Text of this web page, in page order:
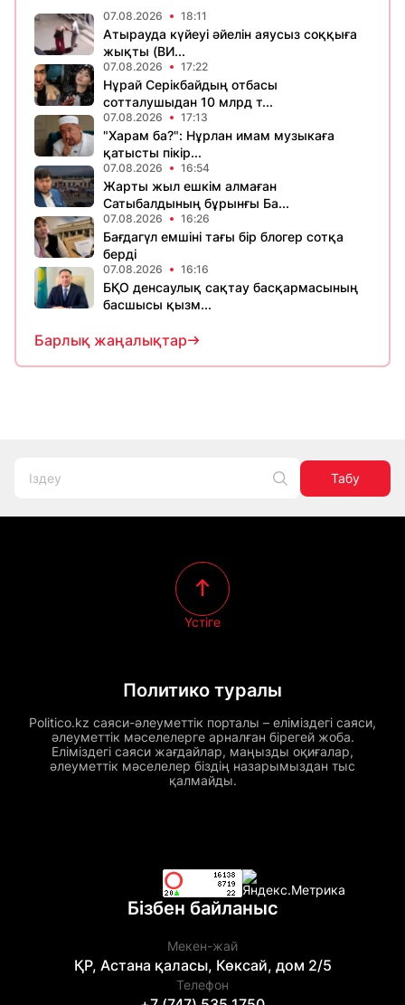
07.08.2026 18:11
Атырауда күйеуі әйелін аяусыз соққыға
жықты (ВИ...
07.08.2026 17:22
Нұрай Серікбайдың отбасы
сотталушыдан 10 млрд т...
07.08.2026 17:13
"Харам ба?": Нұрлан имам музыкаға
қатысты пікір...
07.08.2026 16:54
Жарты жыл ешкім алмаған
Сатыбалдының бұрынғы Ба...
07.08.2026 16:26
Бағдагүл емшіні тағы бір блогер сотқа
берді
07.08.2026 16:16
БҚО денсаулық сақтау басқармасының
басшысы қызм...
Барлық жаңалықтар
Табу
Политико туралы
Politico.kz саяси-әлеуметтік порталы – еліміздегі саяси,
әлеуметтік мәселелерге арналған бірегей жоба.
Еліміздегі саяси жағдайлар, маңызды оқиғалар,
әлеуметтік мәселелер біздің назарымыздан тыс
қалмайды.
Үстіге
Бізбен байланыс
Мекен-жай
ҚР, Астана қаласы, Көксай, дом 2/5
Телефон